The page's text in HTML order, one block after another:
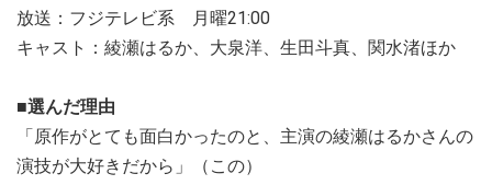
放送：フジテレビ系 月曜21:00
キャスト：綾瀬はるか、大泉洋、生田斗真、関水渚ほか
■選んだ理由
「原作がとても面白かったのと、主演の綾瀬はるかさんの
演技が大好きだから」（この）